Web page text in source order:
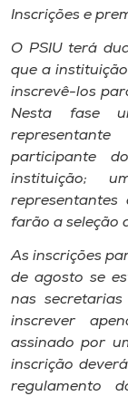
Inscrições e
O PSIU terá
que a
inscrevê-los
Nesta fase
participante
instituição;
representantes
farão a seleção
As inscrições
de agosto se
nas
inscrever
assinado por
inscrição
regulamento